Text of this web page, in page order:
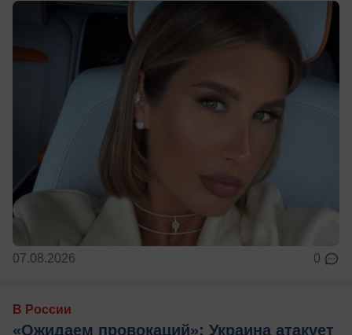
07.08.2026 0
В России
«Ожидаем провокаций»: Украина атакует